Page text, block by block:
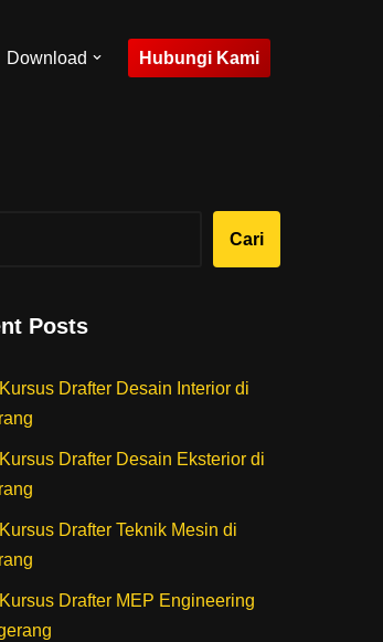
Download Hubungi Kami
Cari
Posts
Drafter Desain Interior di
Drafter Desain Eksterior di
Drafter Teknik Mesin di
Drafter MEP Engineering